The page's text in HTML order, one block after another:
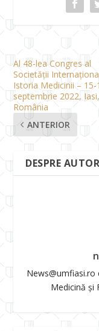
Al 48-lea Congres al
Societății
Istoria Medicinii – 15-
septembrie 2022, Iasi,
România
ANTERIOR
DESPRE AUTOR
Medicină și